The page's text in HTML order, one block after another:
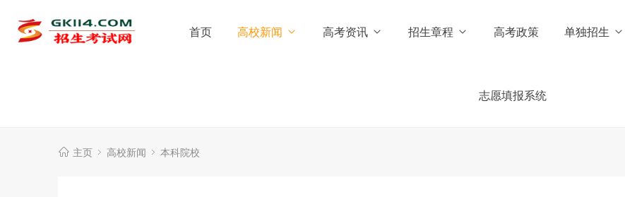
首页 高校新闻 高考资讯 招生章程 高考政策 单独招生
志愿填报系统
主页 高校新闻 本科院校